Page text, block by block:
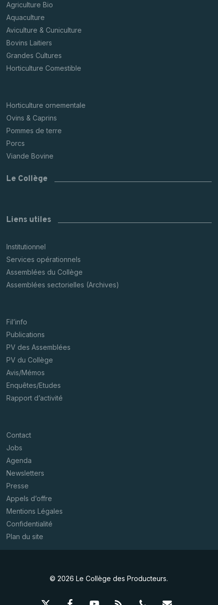
Agriculture Bio
Aquaculture
Aviculture & Cuniculture
Bovins Laitiers
Grandes Cultures
Horticulture Comestible
Horticulture ornementale
Ovins & Caprins
Pommes de terre
Porcs
Viande Bovine
Le Collège
Liens utiles
Institutionnel
Services opérationnels
Assemblées du Collège
Assemblées sectorielles (Archives)
Fil’info
Publications
PV des Assemblées
PV du Collège
Avis/Mémos
Enquêtes/Etudes
Rapport d’activité
Contact
Jobs
Agenda
Newsletters
Presse
Appels d’offre
Mentions Légales
Confidentialité
Plan du site
© 2026 Le Collège des Producteurs.
x- facebookyoutubeRSS phone email